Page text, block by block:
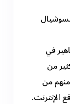
في
من
من
الإنترنت.